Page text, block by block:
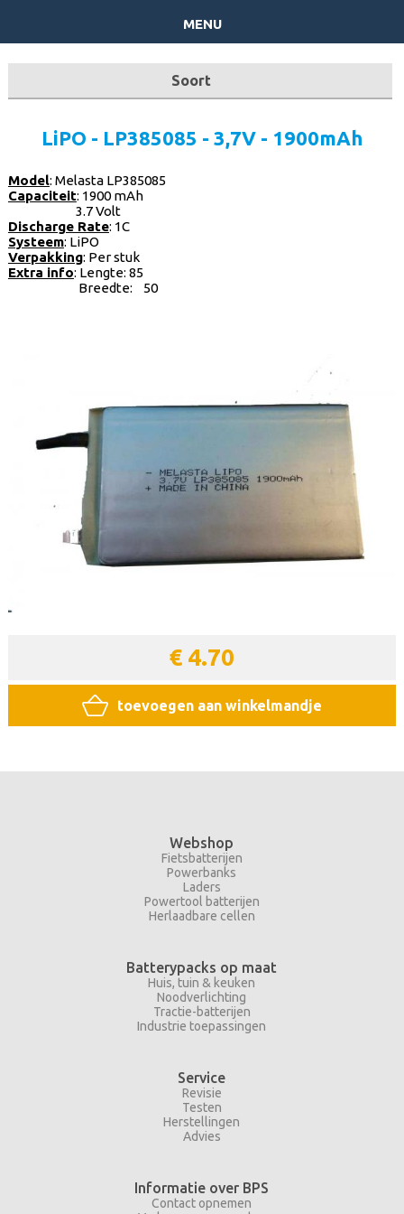
menu
Soort
LiPO - LP385085 - 3,7V - 1900mAh
Model: Melasta LP385085
Capaciteit: 1900 mAh
3.7 Volt
Discharge Rate: 1C
Systeem: LiPO
Verpakking: Per stuk
Extra info: Lengte: 85
Breedte: 50
€ 4.70
toevoegen aan winkelmandje
Webshop
Fietsbatterijen
Powerbanks
Laders
Powertool batterijen
Herlaadbare cellen
Batterypacks op maat
Huis, tuin & keuken
Noodverlichting
Tractie-batterijen
Industrie toepassingen
Service
Revisie
Testen
Herstellingen
Advies
Informatie over BPS
Contact opnemen